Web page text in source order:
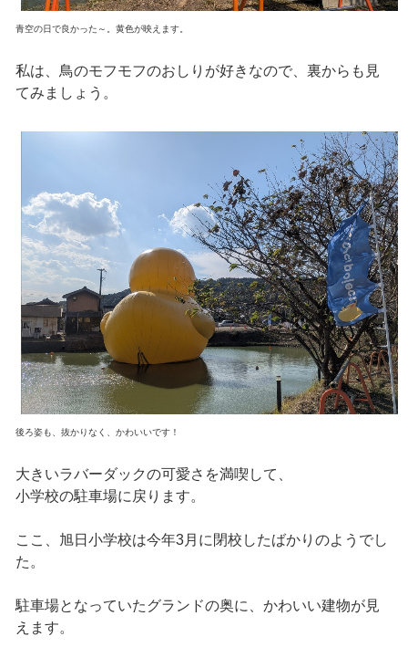
青空の日で良かった～。黄色が映えます。
私は、鳥のモフモフのおしりが好きなので、裏からも見
てみましょう。
後ろ姿も、抜かりなく、かわいいです！
大きいラバーダックの可愛さを満喫して、
小学校の駐車場に戻ります。
ここ、旭日小学校は今年3月に閉校したばかりのようでし
た。
駐車場となっていたグランドの奥に、かわいい建物が見
えます。